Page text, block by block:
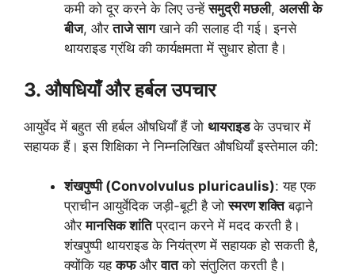
कमी को दूर करने के लिए उन्हेंसमुद्री मछली, अलसी के
बीज, औरताजे सागखाने की सलाह दी गई। इनसे
थायराइड ग्रंथि की कार्यक्षमता में सुधार होता है।
3. औषधियाँ और हर्बल उपचार
आयुर्वेद में बहुत सी हर्बल औषधियाँ हैं जो थायराइडके उपचार में
सहायक हैं। इस शिक्षिका ने निम्नलिखित औषधियाँ इस्तेमाल की:
शंखपुष्पी (Convolvulus pluricaulis): यह एक
प्राचीन आयुर्वेदिक जड़ी-बूटी है जोस्मरण शक्तिबढ़ाने
औरमानसिक शांतिप्रदान करने में मदद करती है।
शंखपुष्पी थायराइड के नियंत्रण में सहायक हो सकती है,
क्योंकि यहकफऔरवातको संतुलित करती है।